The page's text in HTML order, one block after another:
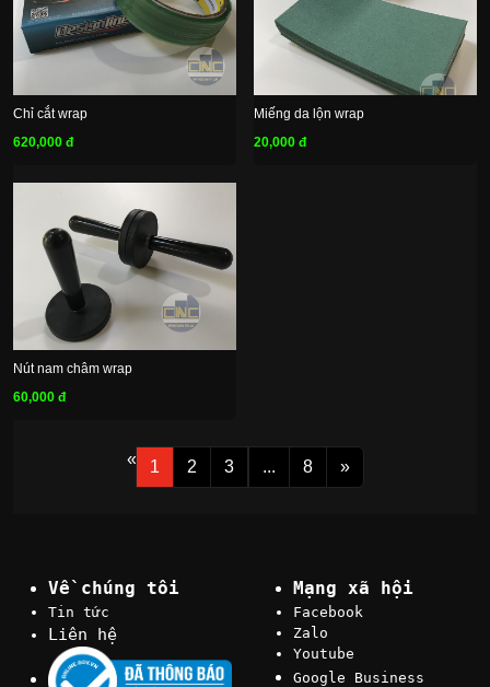
Chỉ cắt wrap
620,000 đ
Miếng da lộn wrap
20,000 đ
Nút nam châm wrap
60,000 đ
« 1 2 3 ... 8 »
Về chúng tôi
Tin tức
Liên hệ
Mạng xã hội
Facebook
Zalo
Youtube
Google Business